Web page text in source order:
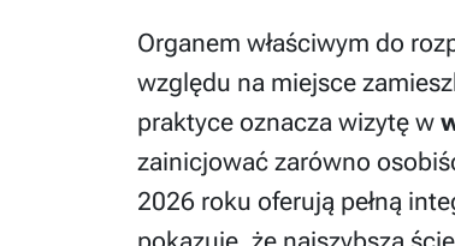
Organem właściwym do
względu na miejsce
praktyce oznacza wizytę w
zainicjować zarówno
2026 roku oferują pełną